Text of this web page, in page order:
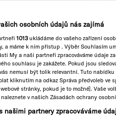
Skvěle těsní
waterdrop®
osobních údajů nás zajímá
1013ukládáme do vašeho zařízení
a máme k nim přístup . Výběr Souhlasím
My a naši partneři zpracováváme údaje
souhlasu je zakážete. Pokud jsou
nemusí být tolik relevantní. Tuto
kliknutím na odkaz Správa předvoleb ve
stránky, pokud je to možné]. Vaše
v našich Zásadách ochrany
našimi partnery zpracováváme